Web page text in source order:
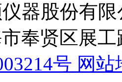
器股份有限
奉贤区展工
号 网站